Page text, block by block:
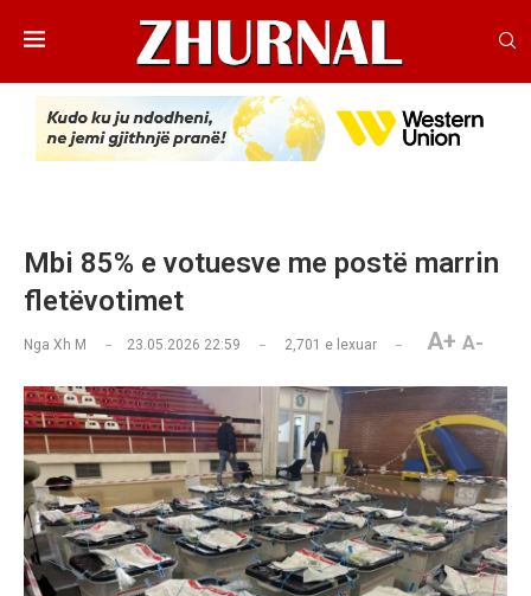
Mbi 85% e votuesve me postë marrin
fletëvotimet
Nga Xh M 23.05.2026 22:59 2,701 e lexuar A+ A-